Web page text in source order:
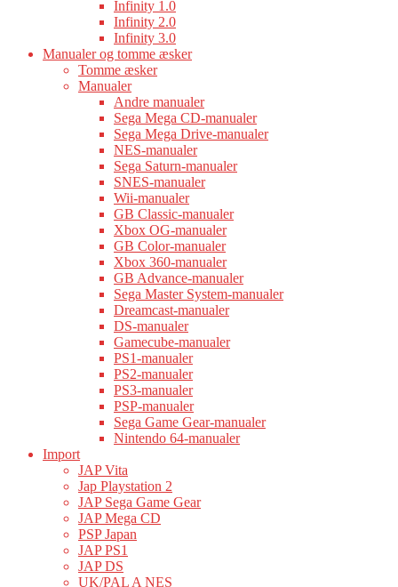
Infinity 1.0
Infinity 2.0
Infinity 3.0
Manualer og tomme æsker
Tomme æsker
Manualer
Andre manualer
Sega Mega CD-manualer
Sega Mega Drive-manualer
NES-manualer
Sega Saturn-manualer
SNES-manualer
Wii-manualer
GB Classic-manualer
Xbox OG-manualer
GB Color-manualer
Xbox 360-manualer
GB Advance-manualer
Sega Master System-manualer
Dreamcast-manualer
DS-manualer
Gamecube-manualer
PS1-manualer
PS2-manualer
PS3-manualer
PSP-manualer
Sega Game Gear-manualer
Nintendo 64-manualer
Import
JAP Vita
Jap Playstation 2
JAP Sega Game Gear
JAP Mega CD
PSP Japan
JAP PS1
JAP DS
UK/PAL A NES